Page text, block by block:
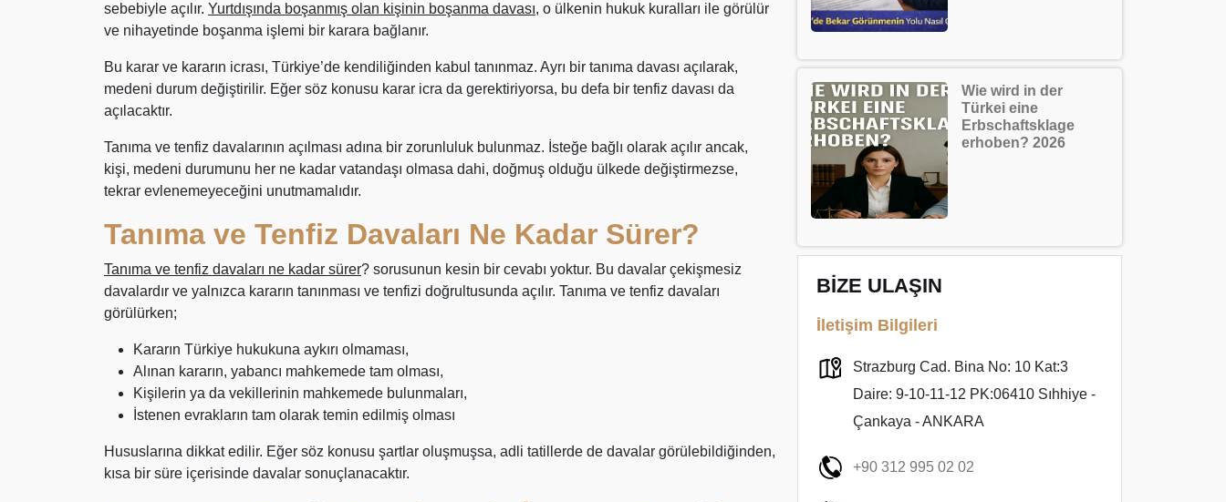
sebebiyle açılır. Yurtdışında boşanmış olan kişinin boşanma davası, o ülkenin hukuk kuralları ile görülür
ve nihayetinde boşanma işlemi bir karara bağlanır.
Bu karar ve kararın icrası, Türkiye’de kendiliğinden kabul tanınmaz. Ayrı bir tanıma davası açılarak,
medeni durum değiştirilir. Eğer söz konusu karar icra da gerektiriyorsa, bu defa bir tenfiz davası da
açılacaktır.
Tanıma ve tenfiz davalarının açılması adına bir zorunluluk bulunmaz. İsteğe bağlı olarak açılır ancak,
kişi, medeni durumunu her ne kadar vatandaşı olmasa dahi, doğmuş olduğu ülkede değiştirmezse,
tekrar evlenemeyeceğini unutmamalıdır.
Tanıma ve Tenfiz Davaları Ne Kadar Sürer?
Tanıma ve tenfiz davaları ne kadar sürer? sorusunun kesin bir cevabı yoktur. Bu davalar çekişmesiz
davalardır ve yalnızca kararın tanınması ve tenfizi doğrultusunda açılır. Tanıma ve tenfiz davaları
görülürken;
Kararın Türkiye hukukuna aykırı olmaması,
Alınan kararın, yabancı mahkemede tam olması,
Kişilerin ya da vekillerinin mahkemede bulunmaları,
İstenen evrakların tam olarak temin edilmiş olması
Hususlarına dikkat edilir. Eğer söz konusu şartlar oluşmuşsa, adli tatillerde de davalar görülebildiğinden,
kısa bir süre içerisinde davalar sonuçlanacaktır.
Wie wird in der
Türkei eine
Erbschaftsklage
erhoben? 2026
BİZE ULAŞIN
İletişim Bilgileri
Strazburg Cad. Bina No: 10 Kat:3
Daire: 9-10-11-12 PK:06410 Sıhhiye -
Çankaya - ANKARA
+90 312 995 02 02